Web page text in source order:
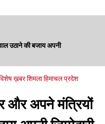
राजेश रढाइक का तीखा हमला, मांगा
उठाने की बजाय अपनी
ख़बरशिमलाहिमाचल प्रदेश
और अपने मंत्रियों